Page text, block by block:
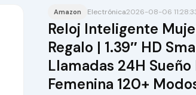
Amazon Electrónica2026-08-06
Reloj Inteligente
Regalo | 1.39″ HD
Llamadas 24H
Femenina 120+